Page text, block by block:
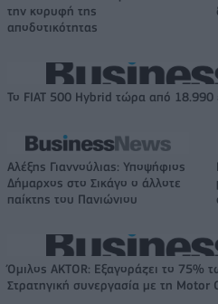
την κορυφή της
αποδοτικότητας
Το FIAT 500 Hybrid τώρα από
Αλέξης Γιαννούλιας: Υποψήφιος
Δήμαρχος στο Σικάγο ο άλλοτε
παίκτης του Πανιώνιου
Όμιλος AKTOR: Εξαγοράζει το 75%
Στρατηγική συνεργασία με τη Motor